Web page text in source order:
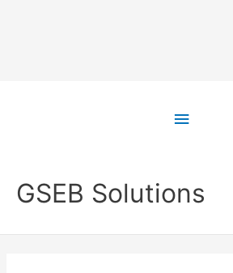
Above
GSEB Solutions